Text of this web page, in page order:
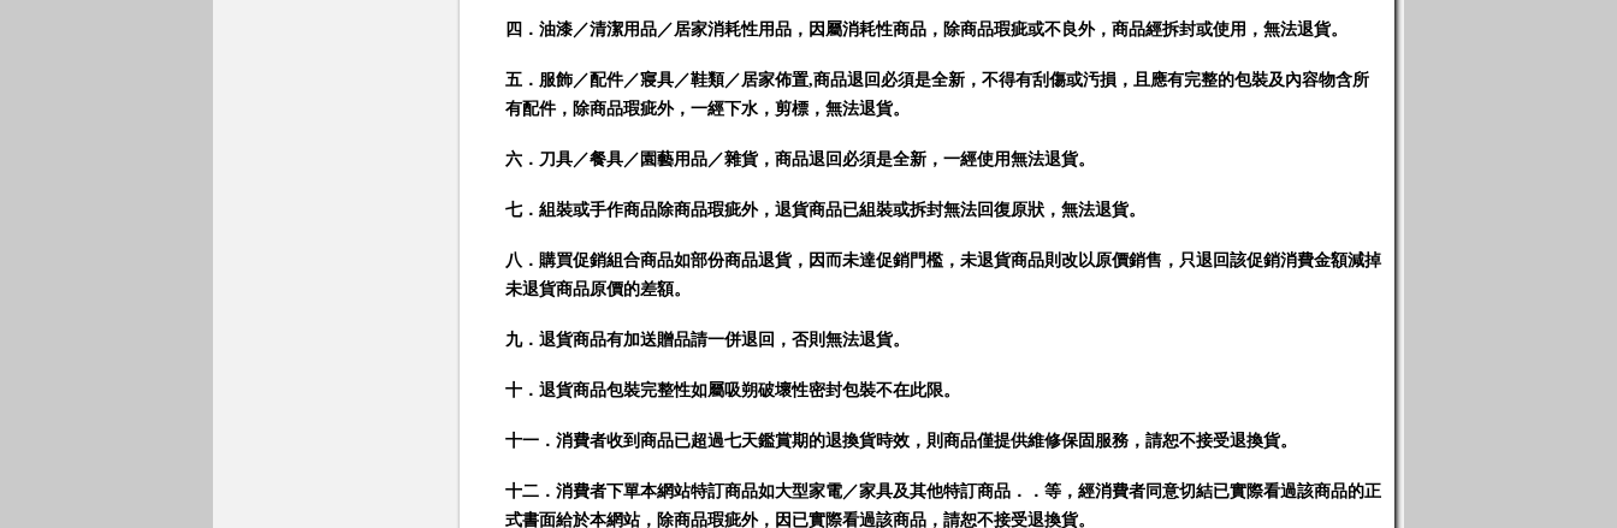
四．油漆／清潔用品／居家消耗性用品，因屬消耗性商品，除商品瑕疵或不良外，商品經拆封或使用，無法退貨。
五．服飾／配件／寢具／鞋類／居家佈置,商品退回必須是全新，不得有刮傷或汚損，且應有完整的包裝及內容物含所
有配件，除商品瑕疵外，一經下水，剪標，無法退貨。
六．刀具／餐具／園藝用品／雜貨， 商品退回必須是全新，一經使用無法退貨。
七．組裝或手作商品除商品瑕疵外，退貨商品已組裝或拆封無法回復原狀，無法退貨。
八．購買促銷組合商品如部份商品退貨，因而未達促銷門檻，未退貨商品則改以原價銷售，只退回該促銷消費金額減掉
未退貨商品原價的差額。
九．退貨商品有加送贈品請一併退回，否則無法退貨。
十．退貨商品包裝完整性如屬吸朔破壞性密封包裝不在此限。
十一．消費者收到商品已超過七天鑑賞期的退換貨時效，則商品僅提供維修保固服務，請恕不接受退換貨。
十二．消費者下單本網站特訂商品如大型家電／家具及其他特訂商品．．等，經消費者同意切結已實際看過該商品的正
式書面給於本網站，除商品瑕疵外，因已實際看過該商品，請恕不接受退換貨。